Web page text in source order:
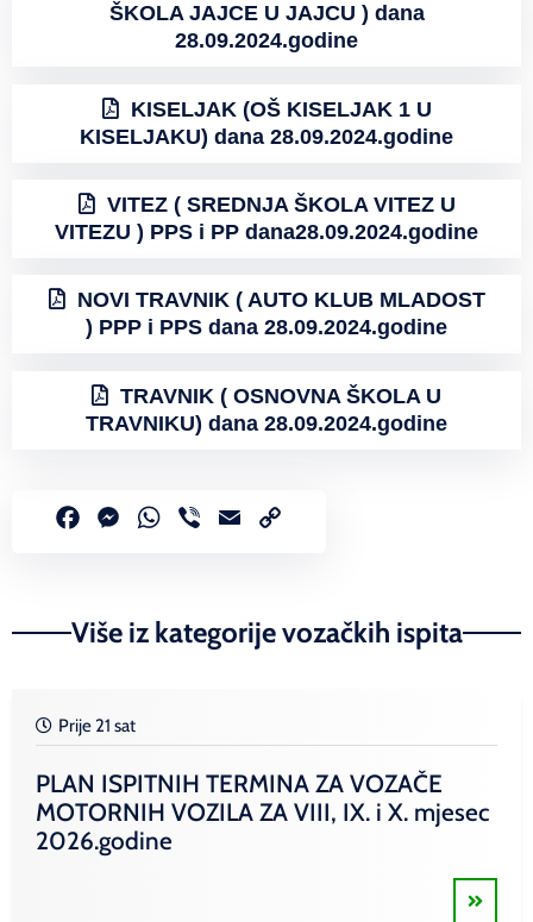
ŠKOLA JAJCE U JAJCU ) dana
28.09.2024.godine
KISELJAK (OŠ KISELJAK 1 U
KISELJAKU) dana 28.09.2024.godine
VITEZ ( SREDNJA ŠKOLA VITEZ U
VITEZU ) PPS i PP dana28.09.2024.godine
NOVI TRAVNIK ( AUTO KLUB MLADOST
) PPP i PPS dana 28.09.2024.godine
TRAVNIK ( OSNOVNA ŠKOLA U
TRAVNIKU) dana 28.09.2024.godine
FacebookMessenger
WhatsApp
Viber Email
Više iz kategorije vozačkih ispita
Prije 21 sat
PLAN ISPITNIH TERMINA ZA VOZAČE
MOTORNIH VOZILA ZA VIII, IX. i X. mjesec
2026.godine